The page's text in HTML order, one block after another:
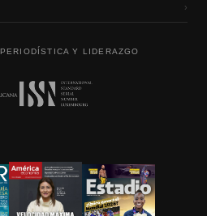
›
Y LIDERAZGO